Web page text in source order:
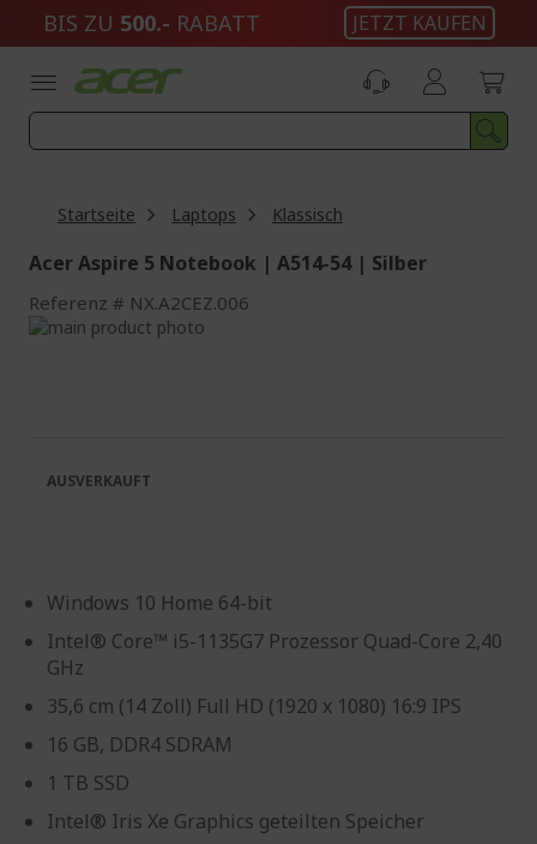
BIS ZU 500.- RABATT JETZT KAUFEN
Startseite Laptops Klassisch
Acer Aspire 5 Notebook | A514-54 | Silber
Referenz NX.A2CEZ.006
Zum
Windows 10 Home 64-bit
Intel® Core™ i5-1135G7 Prozessor Quad-Core 2,40
GHz
35,6 cm (14 Zoll) Full HD (1920 x 1080) 16:9 IPS
16 GB, DDR4 SDRAM
1 TB SSD
Intel® Iris Xe Graphics geteilten Speicher
AUSVERKAUFT